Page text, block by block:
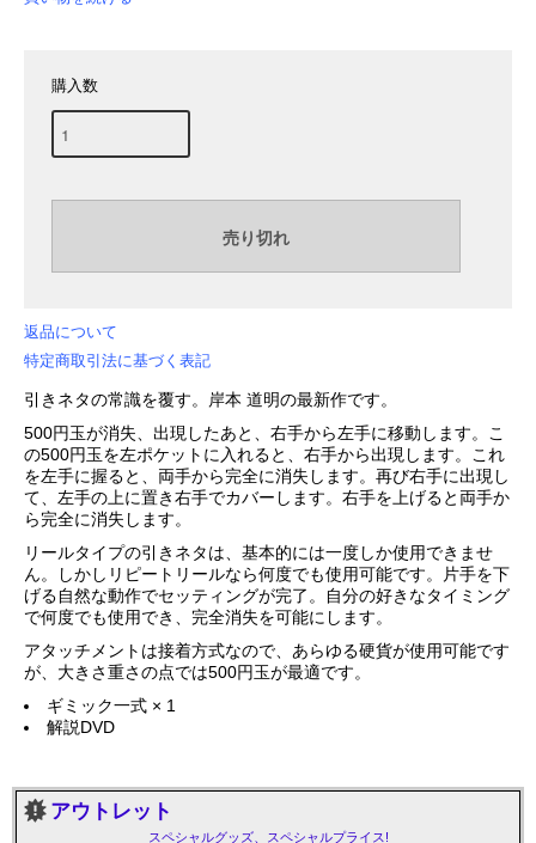
購入数
返品について
特定商取引法に基づく表記
引きネタの常識を覆す。岸本 道明の最新作です。
500円玉が消失、出現したあと、右手から左手に移動します。こ
の500円玉を左ポケットに入れると、右手から出現します。これ
を左手に握ると、両手から完全に消失します。再び右手に出現し
て、左手の上に置き右手でカバーします。右手を上げると両手か
ら完全に消失します。
リールタイプの引きネタは、基本的には一度しか使用できませ
ん。しかしリピートリールなら何度でも使用可能です。片手を下
げる自然な動作でセッティングが完了。自分の好きなタイミング
で何度でも使用でき、完全消失を可能にします。
アタッチメントは接着方式なので、あらゆる硬貨が使用可能です
が、大きさ重さの点では500円玉が最適です。
ギミック一式 × 1
解説DVD
アウトレット
スペシャルグッズ、スペシャルプライス!